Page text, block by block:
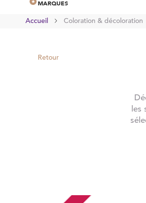
MARQUES
Accueil Coloration & décoloration
Retour
les